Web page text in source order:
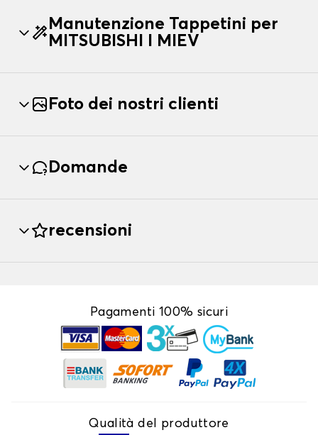
Manutenzione Tappetini per
MITSUBISHI I MIEV
Foto dei nostri clienti
Domande
recensioni
Pagamenti 100% sicuri
Qualità del produttore